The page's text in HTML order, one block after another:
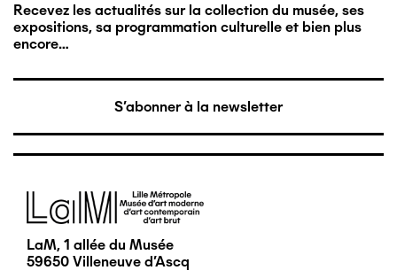
Recevez les actualités sur la collection du musée, ses
expositions, sa programmation culturelle et bien plus
encore…
S'abonner à la newsletter
Image
LaM, 1 allée du Musée
59650 Villeneuve d'Ascq